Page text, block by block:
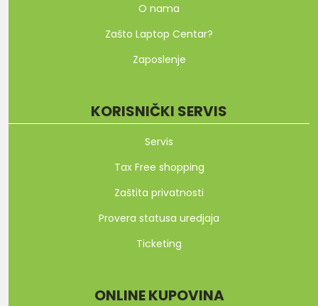
O nama
Zašto Laptop Centar?
Zaposlenje
KORISNIČKI SERVIS
Servis
Tax Free shopping
Zaštita privatnosti
Provera statusa uredjaja
Ticketing
ONLINE KUPOVINA